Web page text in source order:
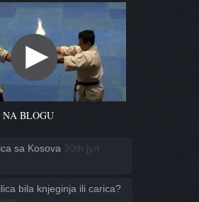
NA BLOGU
sa Kosova 30th јул
bila knjeginja ili carica?